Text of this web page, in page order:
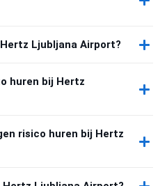
Ljubljana Airport?
huren bij Hertz
risico huren bij Hertz